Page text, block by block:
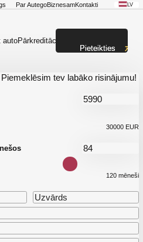
Par AutegoBiznesamKontakti LV
autoPārkreditācija
tev labāko risinājumu!
30000 EUR
120 mēneši